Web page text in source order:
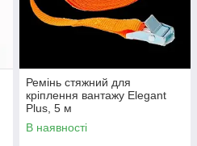
Ремінь стяжний для
кріплення вантажу Elegant
Plus, 5 м
В наявності